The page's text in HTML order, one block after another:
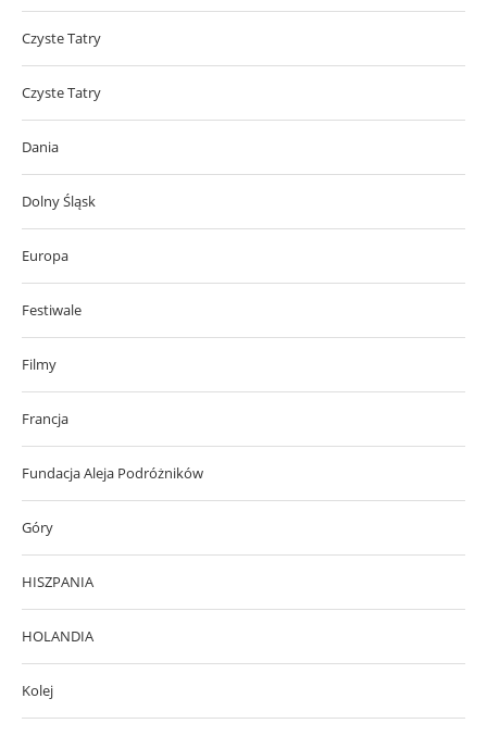
Czyste Tatry
Czyste Tatry
Dania
Dolny Śląsk
Europa
Festiwale
Filmy
Francja
Fundacja Aleja Podróżników
Góry
HISZPANIA
HOLANDIA
Kolej